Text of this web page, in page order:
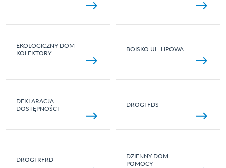
EKOLOGICZNY DOM -
KOLEKTORY
BOISKO UL. LIPOWA
DEKLARACJA
DOSTĘPNOŚCI
DROGI FDS
DROGI RFRD
DZIENNY DOM
POMOCY